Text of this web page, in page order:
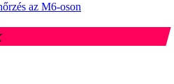
az M6-oson